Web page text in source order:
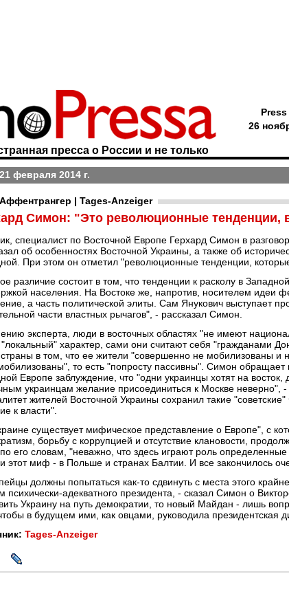
пресса о России и не только
26
21 февраля 2014 г.
| Tages-Anzeiger
Симон: "Это революционные тенденции,
специалист по Восточной Европе Герхард Симон в
об особенностях Восточной Украины, а также об
При этом он отметил "революционные тенденции,
различие состоит в том, что тенденции к расколу в
населения. На Востоке же, напротив, носителем идеи
а часть политической элиты. Сам Янукович выступает
части властных рычагов", - рассказал Симон.
эксперта, люди в восточных областях "не имеют
"локальный" характер, сами они считают себя "гражданами
страны в том, что ее жители "совершенно не мобилизованы и
то есть "попросту пассивны". Симон
Европе заблуждение, что "одни украинцы хотят на
украинцам желание присоединиться к Москве неверно", -
жителей Восточной Украины сохранил такие "советские"
к власти".
существует мифическое представление о Европе", с
борьбу с коррупцией и отсутствие клановости,
его словам, "неважно, что здесь играют роль
этот миф - в Польше и странах Балтии. И все закончилось
должны попытаться как-то сдвинуть с места этого
психически-адекватного президента, - сказал Симон о
Украину на путь демократии, то новый Майдан - лишь
в будущем ими, как овцами, руководила президентская
Tages-Anzeiger